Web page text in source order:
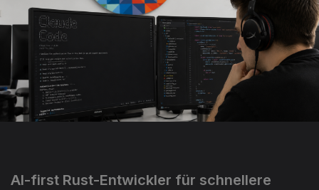
AI-first Rust-Entwickler für schnellere